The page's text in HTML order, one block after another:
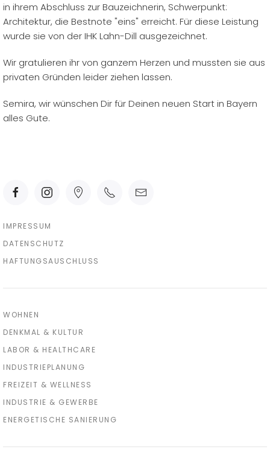
in ihrem Abschluss zur Bauzeichnerin, Schwerpunkt:
Architektur, die Bestnote "eins" erreicht. Für diese Leistung
wurde sie von der IHK Lahn-Dill ausgezeichnet.
Wir gratulieren ihr von ganzem Herzen und mussten sie aus
privaten Gründen leider ziehen lassen.
Semira, wir wünschen Dir für Deinen neuen Start in Bayern
alles Gute.
IMPRESSUM
DATENSCHUTZ
HAFTUNGSAUSCHLUSS
WOHNEN
DENKMAL & KULTUR
LABOR & HEALTHCARE
INDUSTRIEPLANUNG
FREIZEIT & WELLNESS
INDUSTRIE & GEWERBE
ENERGETISCHE SANIERUNG